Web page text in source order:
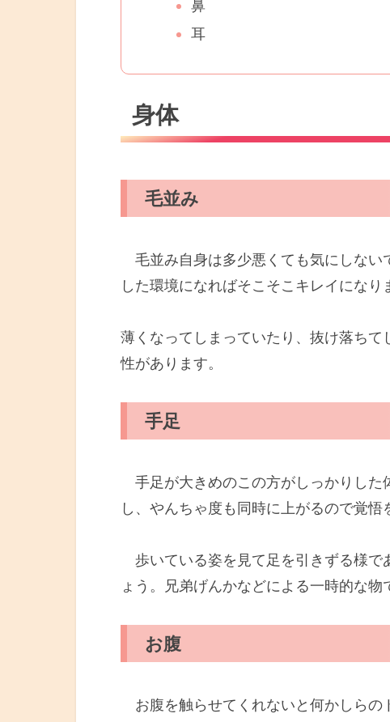
鼻
耳
身体
毛並み
毛並み自身は多少悪くても気にしない
した環境になればそこそこキレイになり
薄くなってしまっていたり、抜け落ち
性があります。
手足
手足が大きめのこの方がしっかりした
し、やんちゃ度も同時に上がるので覚悟
歩いている姿を見て足を引きずる様で
ょう。兄弟げんかなどによる一時的な物
お腹
お腹を触らせてくれないと何かしら